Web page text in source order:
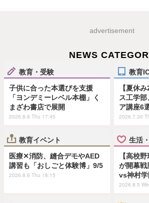
advertisement
NEWS
教育・受験
子供に合った本選びを支援
「ヨンデミーレベル本棚」く
まざわ書店で展開
2026.8.6 Thu 17:45
教育
【夏休
ス工学
ア講座6
2026.7.30
教育イベント
医療✕消防、縫合デモやAED
講習も「おしごと体験博」9/5
2026.8.6 Thu 18:15
生活
【高校
が開幕戦
vs神村
2026.8.5